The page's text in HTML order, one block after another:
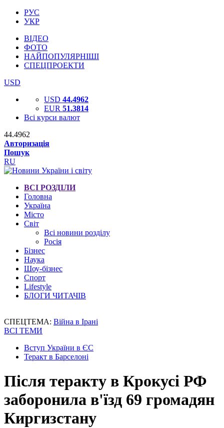
РУС
УКР
ВІДЕО
ФОТО
НАЙПОПУЛЯРНІШІ
СПЕЦПРОЕКТИ
USD
USD 44.4962
EUR 51.3814
Всі курси валют
44.4962
Авторизація
Пошук
RU
ВСІ РОЗДІЛИ
Головна
Україна
Місто
Світ
Всі новини розділу
Росія
Бізнес
Наука
Шоу-бізнес
Спорт
Lifestyle
БЛОГИ ЧИТАЧІВ
СПЕЦТЕМА: Війна в Ірані
ВСІ ТЕМИ
Вступ України в ЄС
Теракт в Барселоні
Після теракту в Крокусі РФ
заборонила в'їзд 69 громадян
Киргизстану